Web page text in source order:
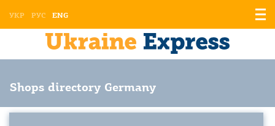
УКР РУС ENG
Shops directory Germany